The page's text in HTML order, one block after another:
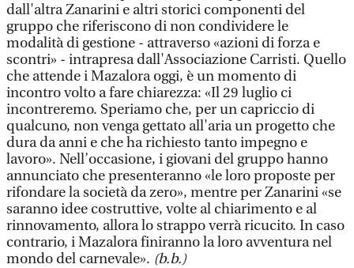
dall'altra Zanarini e altri storici componenti del
gruppo che riferiscono di non condividere le
modalità di gestione - attraverso «azioni di forza e
scontri» - intrapresa dall'Associazione Carristi. Quello
che attende i Mazalora oggi, è un momento di
incontro volto a fare chiarezza: «Il 29 luglio ci
incontreremo. Speriamo che, per un capriccio di
qualcuno, non venga gettato all'aria un progetto che
dura da anni e che ha richiesto tanto impegno e
lavoro». Nell’occasione, i giovani del gruppo hanno
annunciato che presenteranno «le loro proposte per
rifondare la società da zero», mentre per Zanarini «se
saranno idee costruttive, volte al chiarimento e al
rinnovamento, allora lo strappo verrà ricucito. In caso
contrario, i Mazalora finiranno la loro avventura nel
mondo del carnevale». (b.b.)